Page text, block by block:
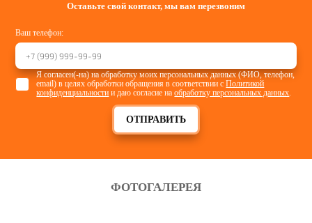
Оставьте свой контакт, мы вам перезвоним
Ваш телефон:
ОТПРАВИТЬ
Я согласен(-на) на обработку моих персональных данных (ФИО, телефон,
email) в целях обработки обращения в соответствии сПолитикой
конфиденциальности и даю согласие наобработку персональных данных.
ФОТОГАЛЕРЕЯ